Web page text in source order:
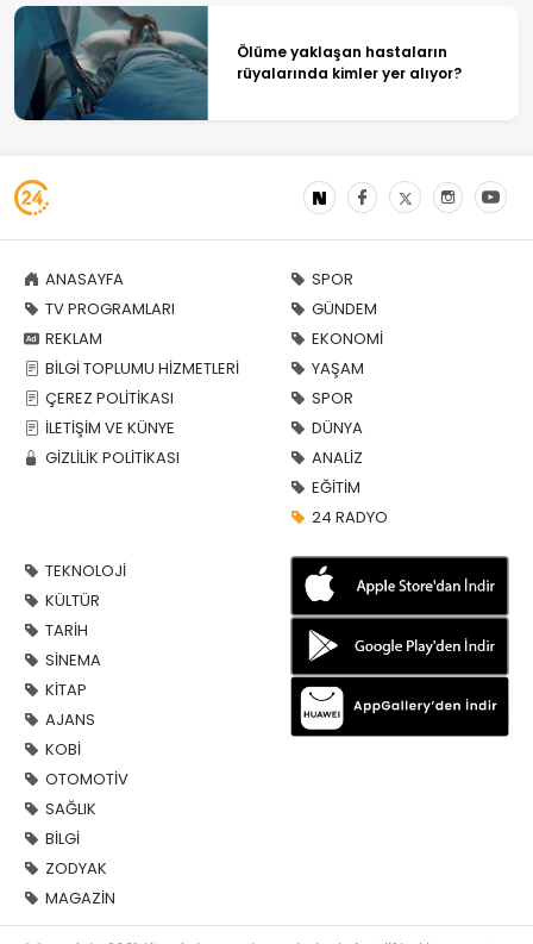
Ölüme yaklaşan hastaların
rüyalarında kimler yer alıyor?
ANASAYFA
TV PROGRAMLARI
REKLAM
BİLGİ TOPLUMU HİZMETLERİ
ÇEREZ POLİTİKASI
İLETİŞİM VE KÜNYE
GİZLİLİK POLİTİKASI
SPOR
GÜNDEM
EKONOMİ
YAŞAM
SPOR
DÜNYA
ANALİZ
EĞİTİM
24 RADYO
TEKNOLOJİ
KÜLTÜR
TARİH
SİNEMA
KİTAP
AJANS
KOBİ
OTOMOTİV
SAĞLIK
BİLGİ
ZODYAK
MAGAZİN